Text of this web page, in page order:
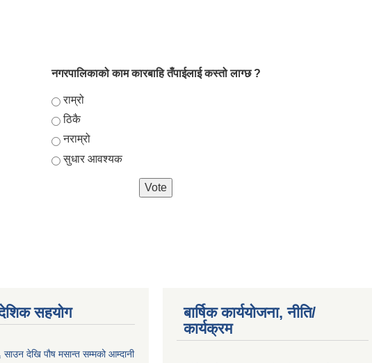
नगरपालिकाको काम कारबाहि तँपाईलाई कस्तो लाग्छ ?
Choices
राम्रो
ठिकै
नराम्रो
सुधार आवश्यक
सहयोग
साउन देखि पौष मसान्त सम्मको आम्दानी
बार्षिक कार्ययोजना, नीति/
कार्यक्रम